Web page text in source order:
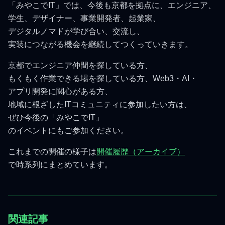
「みやこでIT」では、今後も京都を拠点に、エンジニア、
学生、デザイナー、事業開発者、起業家、
デジタルノマドが学び合い、交流し、
実装につながる機会を継続してつくっていきます。
京都でエンジニア仲間を探している方、
もくもく作業できる場を探している方、Web3・AI・
アプリ開発に関心がある方、
地域に根ざしたITコミュニティに参加したい方は、
ぜひ今後の「みやこでIT」
のイベントにもご参加ください。
これまでの開催の様子は開催履歴（アーカイブ）
で時系列にまとめています。
関連記事